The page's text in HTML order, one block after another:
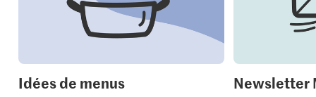
Idées de menus Newsletter